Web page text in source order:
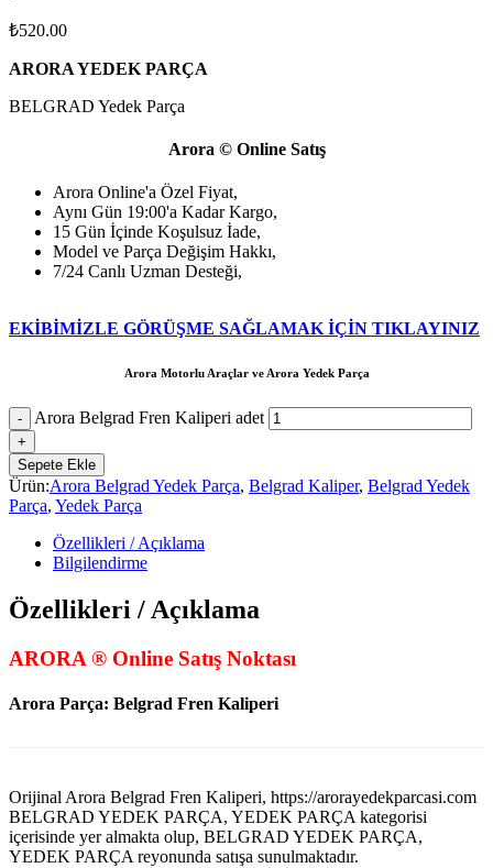
₺520.00
ARORA YEDEK PARÇA
BELGRAD Yedek Parça
Arora © Online Satış
Arora Online'a Özel Fiyat,
Aynı Gün 19:00'a Kadar Kargo,
15 Gün İçinde Koşulsuz İade,
Model ve Parça Değişim Hakkı,
7/24 Canlı Uzman Desteği,
EKİBİMİZLE GÖRÜŞME SAĞLAMAK İÇİN TIKLAYINIZ
Arora Motorlu Araçlar ve Arora Yedek Parça
Arora Belgrad Fren Kaliperi adet
Sepete Ekle
Ürün:Arora Belgrad Yedek Parça, Belgrad Kaliper, Belgrad Yedek
Parça, Yedek Parça
Özellikleri / Açıklama
Bilgilendirme
Özellikleri / Açıklama
ARORA ® Online Satış Noktası
Arora Parça: Belgrad Fren Kaliperi
Orijinal Arora Belgrad Fren Kaliperi, https://arorayedekparcasi.com
BELGRAD YEDEK PARÇA, YEDEK PARÇA kategorisi
içerisinde yer almakta olup, BELGRAD YEDEK PARÇA,
YEDEK PARÇA reyonunda satışa sunulmaktadır.